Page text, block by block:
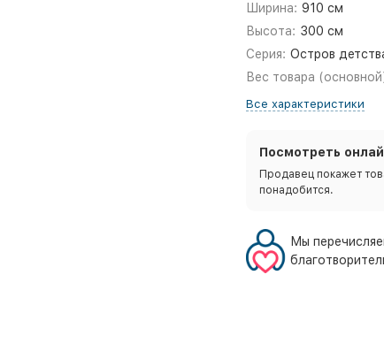
Ширина: 910 см
Высота: 300 см
Серия: Остров
Вес товара
Все характеристики
Посмотреть
Продавец покажет
понадобится.
Мы